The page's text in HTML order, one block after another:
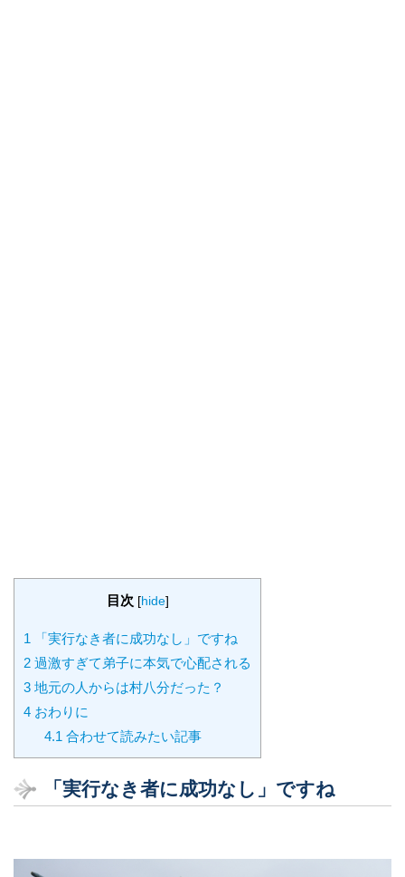
目次 [hide]
1 「実行なき者に成功なし」ですね
2 過激すぎて弟子に本気で心配される
3 地元の人からは村八分だった？
4 おわりに
4.1 合わせて読みたい記事
「実行なき者に成功なし」ですね